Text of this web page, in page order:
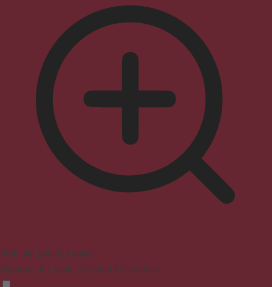
Profil sûr pour les crises
Supprime les flashs et réduit les couleurs